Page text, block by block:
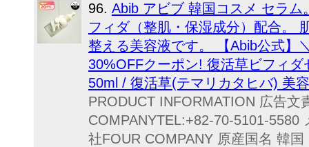
96. Abib アビブ 韓国コスメ セラ
フィダ（整肌・保湿成分）配合。
整える美容液です。 【Abib公式】
30%OFFクーポン! 復活草ビフィ
50ml / 復活草(テマリカタヒバ) 美
PRODUCT INFORMATION 広告文
COMPANYTEL:+82-70-5101-5580
社FOUR COMPANY 原産国名 韓